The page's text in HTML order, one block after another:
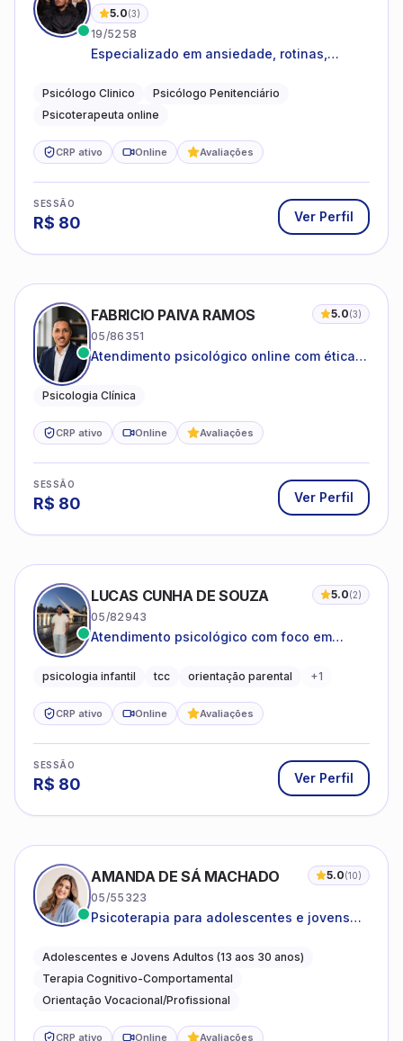
5.0(3)
19/5258
Especializado em ansiedade, rotinas,
familiares e questões comportamentais.
Psicólogo Clinico
Psicólogo Penitenciário
Psicoterapeuta online
CRP ativo Online Avaliações
SESSÃO
R$ 80 Ver Perfil
FABRICIO PAIVA RAMOS 5.0(3)
05/86351
Atendimento psicológico online com ética,
Psicologia Clínica
CRP ativo Online Avaliações
SESSÃO
R$ 80 Ver Perfil
LUCAS CUNHA DE SOUZA 5.0(2)
05/82943
Atendimento psicológico com foco em
promovendo equilíbrio emocional e
psicologia infantil tcc orientação parental +1
CRP ativo Online Avaliações
SESSÃO
R$ 80 Ver Perfil
AMANDA DE SÁ MACHADO 5.0(10)
05/55323
Psicoterapia para adolescentes e jovens
autoestima, relações e orientação
profissional
Adolescentes e Jovens Adultos (13 aos 30 anos)
Terapia Cognitivo-Comportamental
Orientação Vocacional/Profissional
CRP ativo Online Avaliações